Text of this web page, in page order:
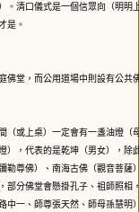
。清口儀式是一個信眾向（明明
是。
佛堂，而公用道場中則設有公共
（或上桌）一定會有一盞油燈（
），代表的是乾坤（男女），除
勒尊佛）、南海古佛（觀音菩薩
部分佛堂會懸掛孔子、祖師照相
中一、師尊張天然、師母孫慧明